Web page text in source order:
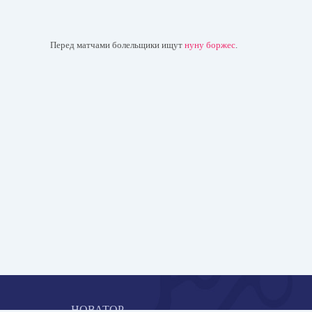
Перед матчами болельщики ищут нуну боржес.
НОВАТОР